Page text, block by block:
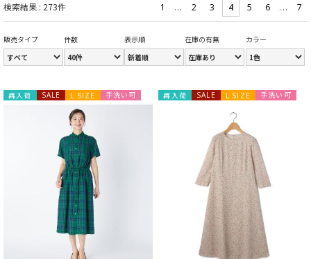
検索結果 : 273件 1 ... 2 3 4 5 6 ... 7
販売タイプ 件数 表示順 在庫の有無 カラー
再入荷 SALE L SIZE 手洗い可 再入荷 SALE L SIZE 手洗い可